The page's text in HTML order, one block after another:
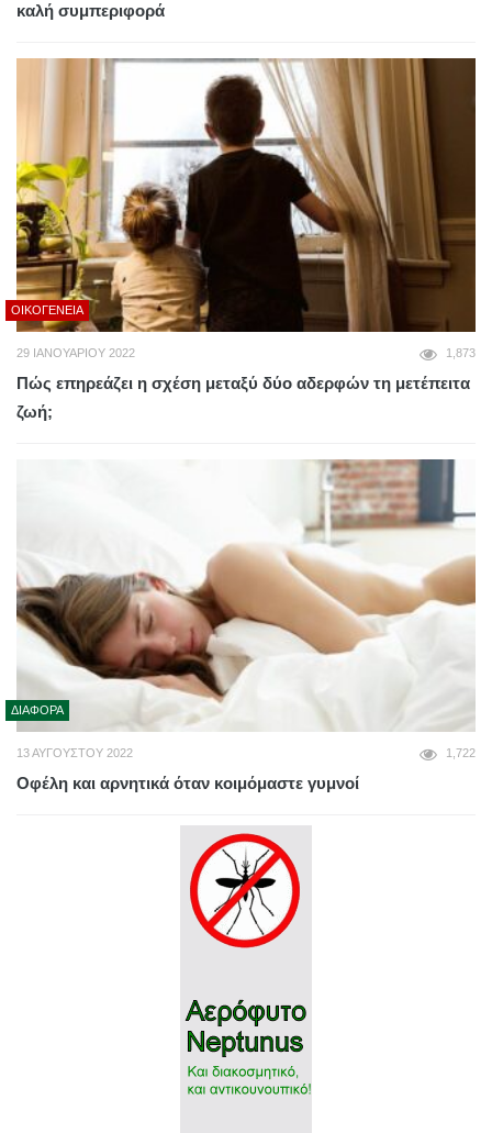
καλή συμπεριφορά
ΟΙΚΟΓΈΝΕΙΑ
29 ΙΑΝΟΥΑΡΊΟΥ 2022 1,873
Πώς επηρεάζει η σχέση μεταξύ δύο αδερφών τη μετέπειτα
ζωή;
ΔΙΆΦΟΡΑ
13 ΑΥΓΟΎΣΤΟΥ 2022 1,722
Οφέλη και αρνητικά όταν κοιμόμαστε γυμνοί